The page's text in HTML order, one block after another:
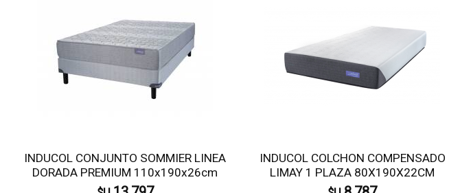
INDUCOL CONJUNTO SOMMIER LINEA
DORADA PREMIUM 110x190x26cm
INDUCOL COLCHON COMPENSADO
LIMAY 1 PLAZA 80X190X22CM